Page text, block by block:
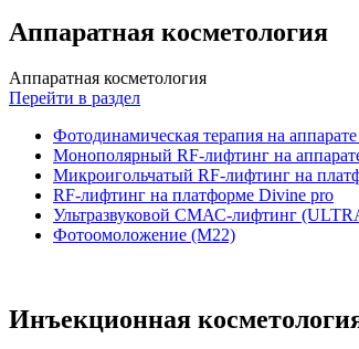
Аппаратная косметология
Аппаратная косметология
Перейти в раздел
Фотодинамическая терапия на
Монополярный RF-лифтинг на
Микроигольчатый RF-лифтинг на
RF-лифтинг на платформе Divine pro
Ультразвуковой СМАС-лифтинг
Фотоомоложение (М22)
Инъекционная